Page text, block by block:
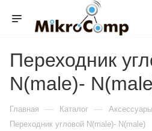
Переходник
N(male)-
Главная — Каталог — Аксессуары
Переходник угловой N(male)- N(male)